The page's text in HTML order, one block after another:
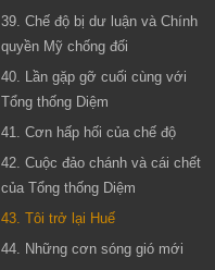
39. Chế độ bị dư luận và Chính
quyền Mỹ chống đối
40. Lần gặp gỡ cuối cùng với
Tổng thống Diệm
41. Cơn hấp hối của chế độ
42. Cuộc đảo chánh và cái chết
của Tổng thống Diệm
43. Tôi trở lại Huế
44. Những cơn sóng gió mới